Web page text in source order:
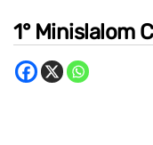
1° Minislalom